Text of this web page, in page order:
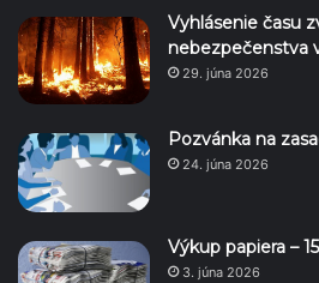
Vyhlásenie času
nebezpečenstva
29. júna 2026
Pozvánka na
24. júna 2026
Výkup papiera –
3. júna 2026